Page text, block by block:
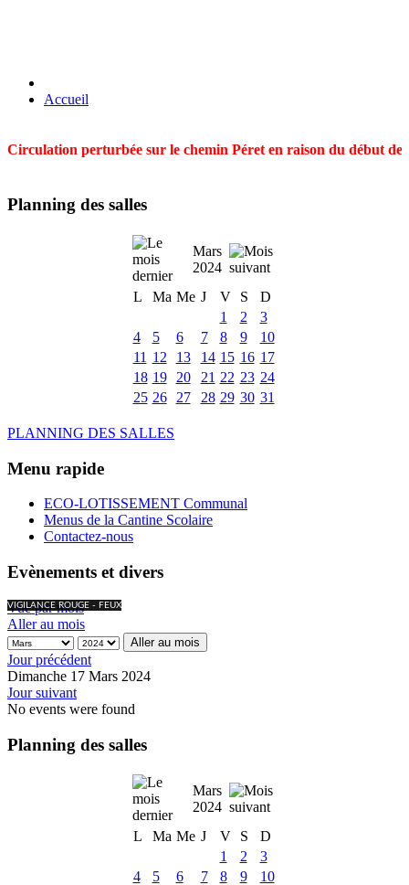
Accueil
Circulation perturbée sur le chemin Péret en raison du début
Planning des salles
Mars
2024
L
Ma Me J V S
D
1
2
3
4
5 6 7 8 9
10
11 12 13 14 15 16 17
18 19 20 21 22 23 24
25 26 27 28 29 30 31
PLANNING DES SALLES
Menu rapide
ECO-LOTISSEMENT Communal
Menus de la Cantine Scolaire
Contactez-nous
Evènements et divers
VIGILANCE ROUGE - FEUX
Vue par mois
Aller au mois
Aller au mois
Jour précédent
Dimanche 17 Mars 2024
Jour suivant
No events were found
Planning des salles
Mars
2024
L
Ma Me J V S
D
1
2
3
4
5 6 7 8 9
10